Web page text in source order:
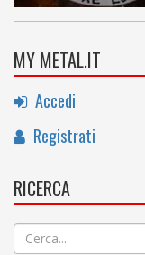
MY METAL.IT
Accedi
Registrati
RICERCA